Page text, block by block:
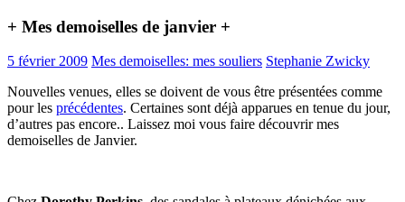
+ Mes demoiselles de janvier +
5 février 2009 Mes demoiselles: mes souliers Stephanie Zwicky
Nouvelles venues, elles se doivent de vous être présentées comme
pour les précédentes. Certaines sont déjà apparues en tenue du jour,
d’autres pas encore.. Laissez moi vous faire découvrir mes
demoiselles de Janvier.